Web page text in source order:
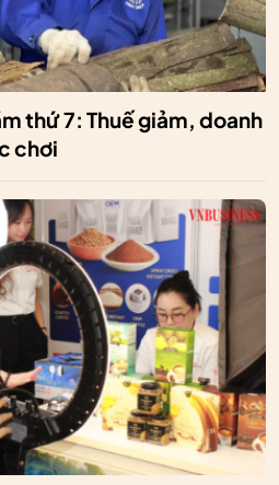
thứ 7: Thuế giảm, doanh
chơi